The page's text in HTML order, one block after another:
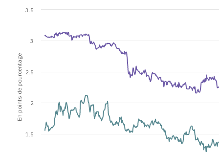
En points de pourcentage
1.5
2
2.5
3
3.5